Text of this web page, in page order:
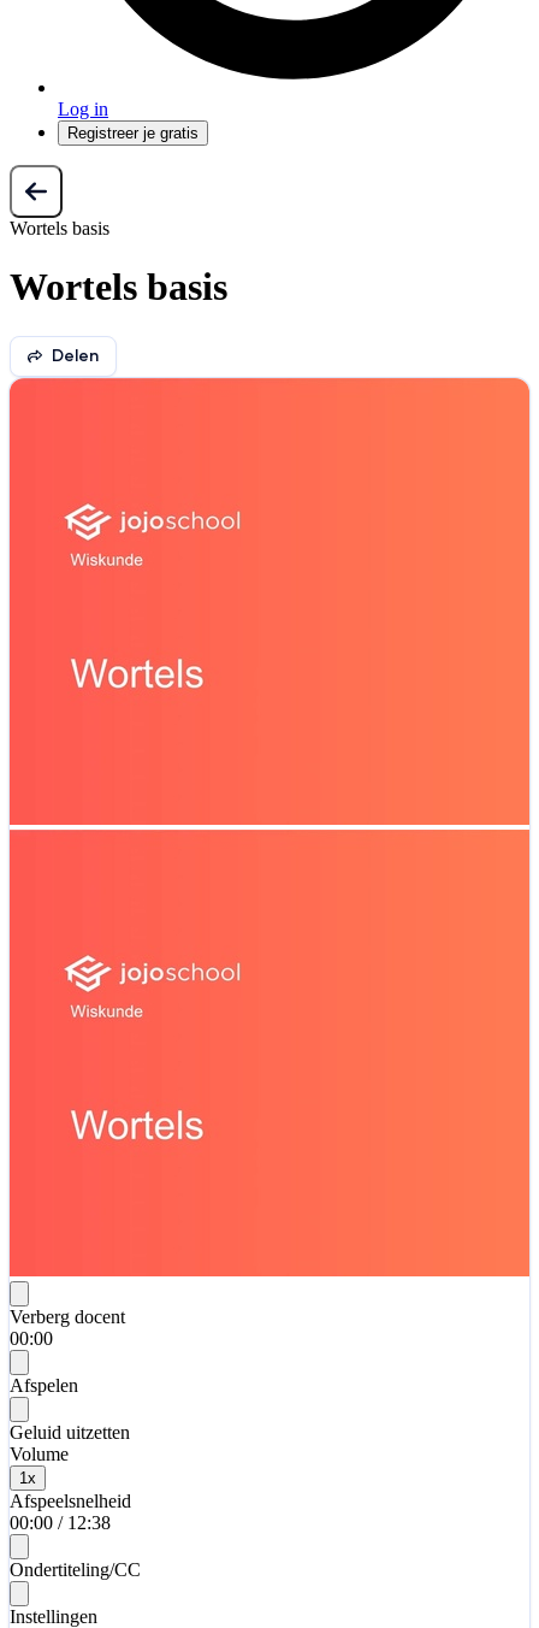
Log in
Registreer je gratis
Wortels basis
Wortels basis
Delen
Verberg docent
00:00
Afspelen
Geluid uitzetten
Volume
1 x
Afspeelsnelheid
00:00 / 12:38
Ondertiteling/CC
Instellingen